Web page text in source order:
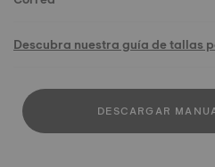
Descubra nuestra guía de tallas
DESCARGAR